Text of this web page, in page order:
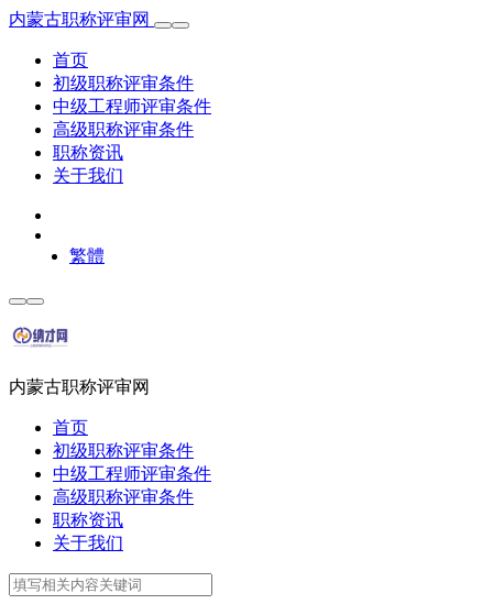
内蒙古职称评审网
首页
初级职称评审条件
中级工程师评审条件
高级职称评审条件
职称资讯
关于我们
繁體
内蒙古职称评审网
首页
初级职称评审条件
中级工程师评审条件
高级职称评审条件
职称资讯
关于我们